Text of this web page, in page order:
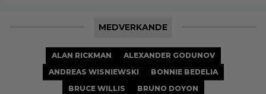
MEDVERKANDE
ALAN RICKMAN
ALEXANDER GODUNOV
ANDREAS WISNIEWSKI
BONNIE BEDELIA
BRUCE WILLIS
BRUNO DOYON